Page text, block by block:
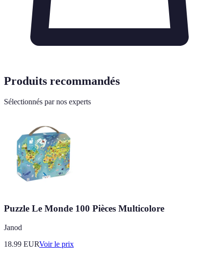
Produits recommandés
Sélectionnés par nos experts
Puzzle Le Monde 100 Pièces Multicolore
Janod
18.99 EURVoir le prix